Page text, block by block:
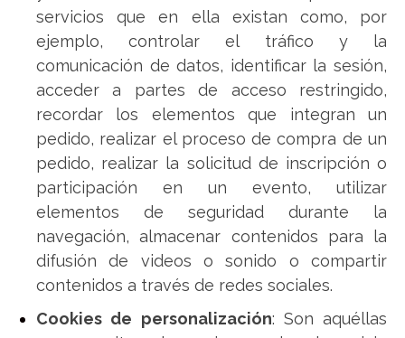
servicios que en ella existan como, por
ejemplo, controlar el tráfico y la
comunicación de datos, identificar la sesión,
acceder a partes de acceso restringido,
recordar los elementos que integran un
pedido, realizar el proceso de compra de un
pedido, realizar la solicitud de inscripción o
participación en un evento, utilizar
elementos de seguridad durante la
navegación, almacenar contenidos para la
difusión de videos o sonido o compartir
contenidos a través de redes sociales.
Cookies de personalización: Son aquéllas